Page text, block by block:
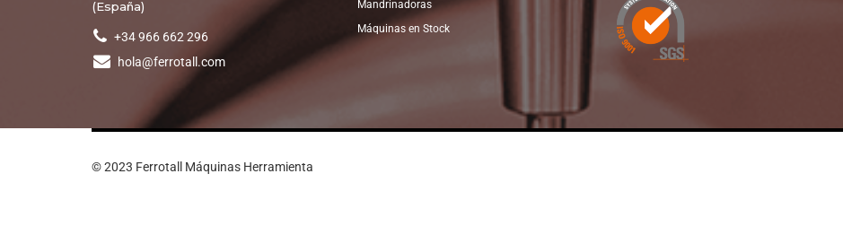
(España)
+34 966 662 296
hola@ferrotall.com
Mandrinadoras
Máquinas en Stock
© 2023 Ferrotall Máquinas Herramienta